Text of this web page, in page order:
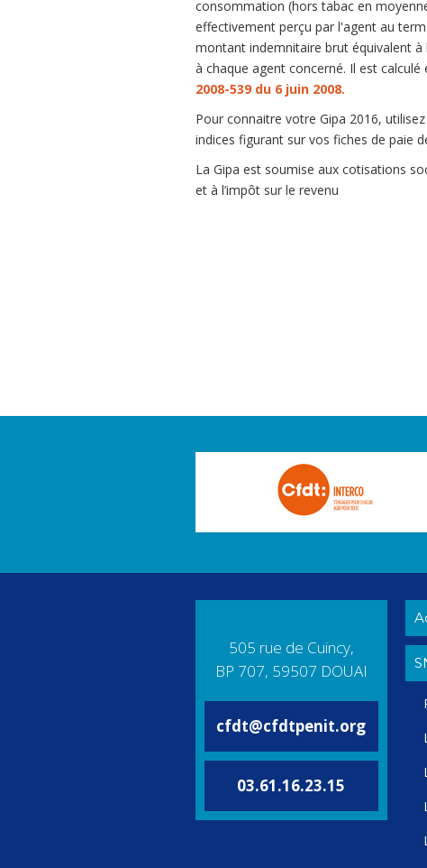
consommation (hors tabac en
effectivement perçu par l'agent au
montant indemnitaire brut équivalent
à chaque agent concerné. Il est
2008-539 du 6 juin 2008.
Pour connaitre votre Gipa 2016,
indices figurant sur vos fiches de paie
La Gipa est soumise aux cotisations
et à l’impôt sur le revenu
505 rue de Cuincy,
BP 707, 59507 DOUAI
cfdt@cfdtpenit.org
03.61.16.23.15